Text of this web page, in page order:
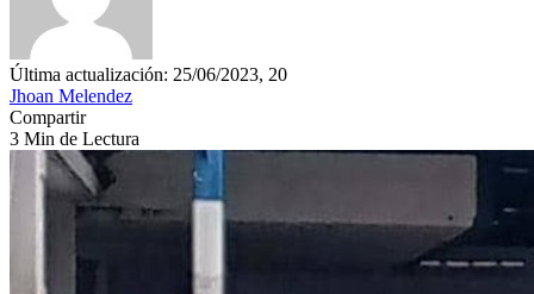
Última actualización: 25/06/2023, 20
Jhoan Melendez
Compartir
3 Min de Lectura